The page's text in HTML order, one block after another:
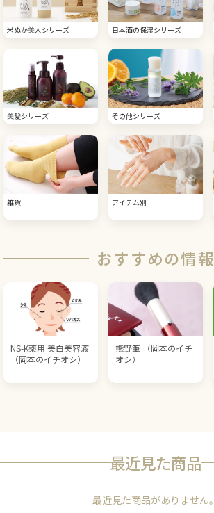
米ぬか美人シリーズ 日本酒の保湿シリーズ
美髪シリーズ その他シリーズ
雑貨 アイテム別
おすすめの情報
NS-K薬用 美白美容液
（岡本のイチオシ）
熊野筆 （岡本のイチ
オシ）
最近見た商品
最近見た商品がありません。